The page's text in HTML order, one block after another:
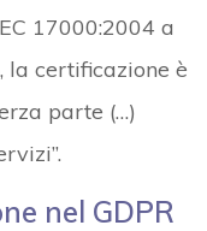
17000:2004 a
la certificazione è
parte (…)
nel GDPR